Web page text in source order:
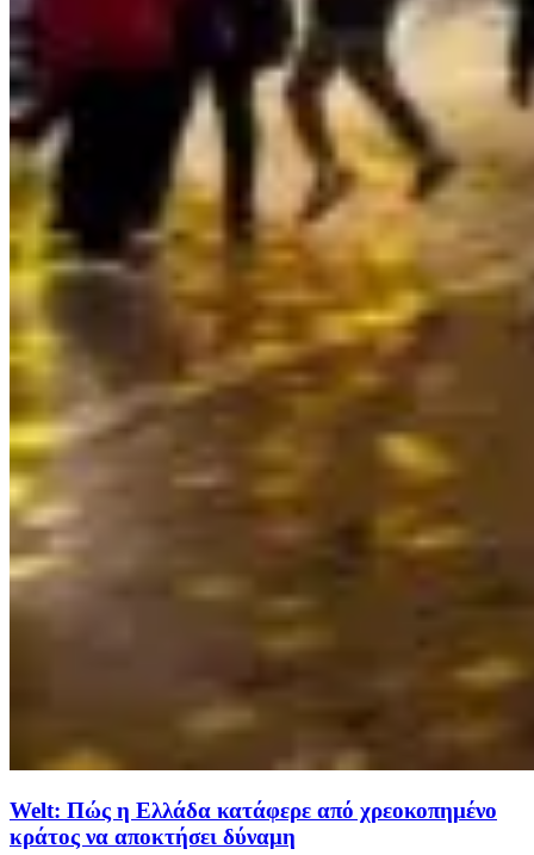
Welt: Πώς η Ελλάδα κατάφερε από χρεοκοπημένο
κράτος να αποκτήσει δύναμη